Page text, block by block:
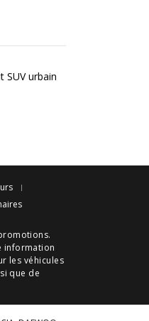
SUV urbain
.
information
les véhicules
que de